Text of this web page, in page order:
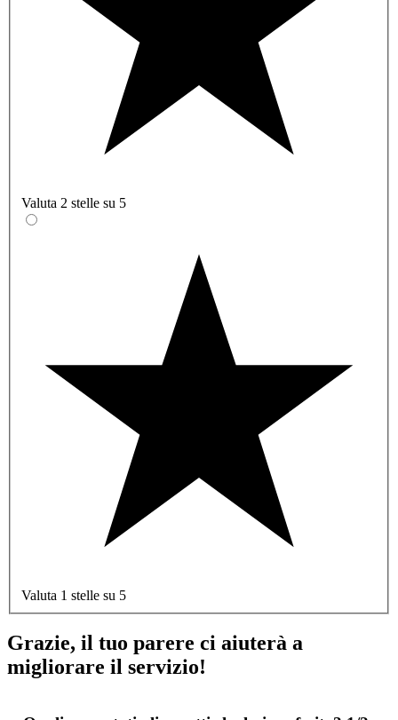
Valuta 2 stelle su 5
Valuta 1 stelle su 5
Grazie, il tuo parere ci aiuterà a
migliorare il servizio!